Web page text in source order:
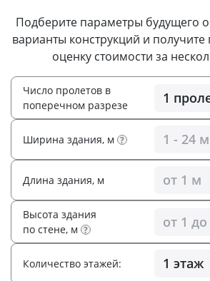
Подберите параметры будущего
варианты конструкций и
оценку стоимости за
Число пролетов в
поперечном разрезе
Ширина здания, м ?
Длина здания, м
Высота здания
по стене, м ?
Количество этажей: